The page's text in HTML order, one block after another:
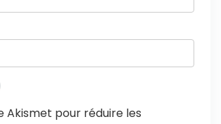
Akismet pour réduire les